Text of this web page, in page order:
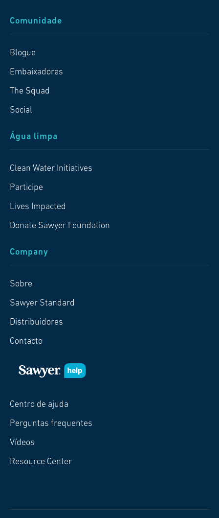
Comunidade
Blogue
Embaixadores
The Squad
Social
Água limpa
Clean Water Initiatives
Participe
Lives Impacted
Donate Sawyer Foundation
Company
Sobre
Sawyer Standard
Distribuidores
Contacto
Centro de ajuda
Perguntas frequentes
Vídeos
Resource Center